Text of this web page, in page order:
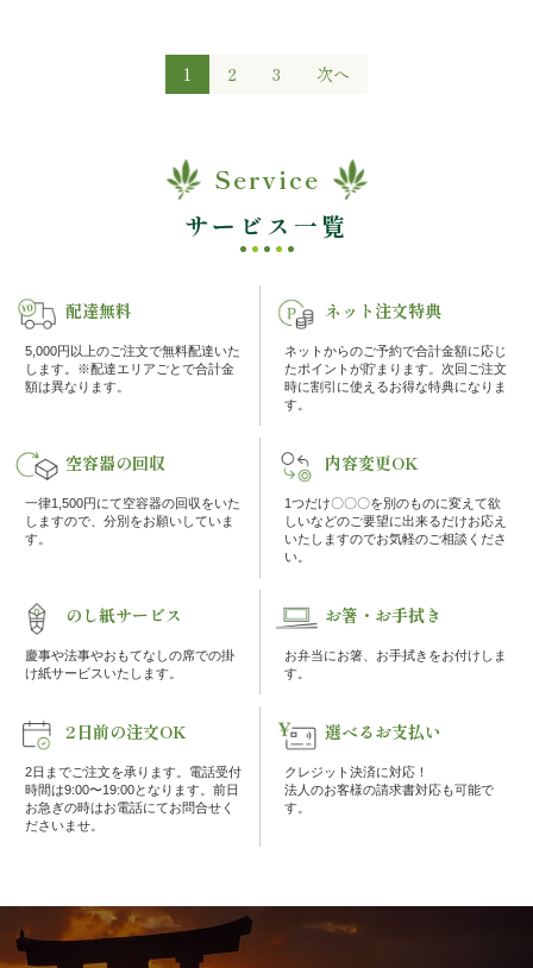
イ
ン
鰻・
海
メ
イ
近
江
と
り
1 2 3 次へ
Service
サービス一覧
配達無料
5,000円以上のご注文で無料配達いた
します。※配達エリアごとで合計金
額は異なります。
ネット注文特典
ネットからのご予約で合計金額に応じ
たポイントが貯まります。次回ご注文
時に割引に使えるお得な特典になりま
す。
空容器の回収
一律1,500円にて空容器の回収をいた
しますので、分別をお願いしていま
す。
内容変更OK
1つだけ〇〇〇を別のものに変えて欲
しいなどのご要望に出来るだけお応え
いたしますのでお気軽のご相談くださ
い。
のし紙サービス
慶事や法事やおもてなしの席での掛
け紙サービスいたします。
お箸・お手拭き
お弁当にお箸、お手拭きをお付けしま
す。
2日前の注文OK
2日までご注文を承ります。電話受付
時間は9:00〜19:00となります。前日
お急ぎの時はお電話にてお問合せく
ださいませ。
選べるお支払い
クレジット決済に対応！
法人のお客様の請求書対応も可能で
す。